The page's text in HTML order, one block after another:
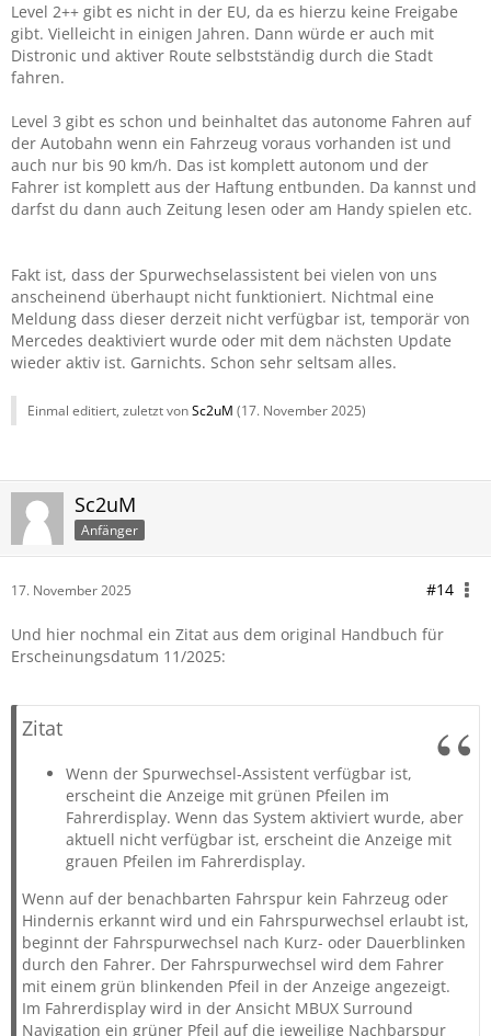
Level 2++ gibt es nicht in der EU, da es hierzu keine Freigabe
gibt. Vielleicht in einigen Jahren. Dann würde er auch mit
Distronic und aktiver Route selbstständig durch die Stadt
fahren.
Level 3 gibt es schon und beinhaltet das autonome Fahren auf
der Autobahn wenn ein Fahrzeug voraus vorhanden ist und
auch nur bis 90 km/h. Das ist komplett autonom und der
Fahrer ist komplett aus der Haftung entbunden. Da kannst und
darfst du dann auch Zeitung lesen oder am Handy spielen etc.
Fakt ist, dass der Spurwechselassistent bei vielen von uns
anscheinend überhaupt nicht funktioniert. Nichtmal eine
Meldung dass dieser derzeit nicht verfügbar ist, temporär von
Mercedes deaktiviert wurde oder mit dem nächsten Update
wieder aktiv ist. Garnichts. Schon sehr seltsam alles.
Einmal editiert, zuletzt vonSc2uM (17. November 2025)
Sc2uM
Anfänger
17. November 2025 #14
Und hier nochmal ein Zitat aus dem original Handbuch für
Erscheinungsdatum 11/2025:
Zitat
Wenn der Spurwechsel-Assistent verfügbar ist,
erscheint die Anzeige mit grünen Pfeilen im
Fahrerdisplay. Wenn das System aktiviert wurde, aber
aktuell nicht verfügbar ist, erscheint die Anzeige mit
grauen Pfeilen im Fahrerdisplay.
Wenn auf der benachbarten Fahrspur kein Fahrzeug oder
Hindernis erkannt wird und ein Fahrspurwechsel erlaubt ist,
beginnt der Fahrspurwechsel nach Kurz- oder Dauerblinken
durch den Fahrer. Der Fahrspurwechsel wird dem Fahrer
mit einem grün blinkenden Pfeil in der Anzeige angezeigt.
Im Fahrerdisplay wird in der Ansicht MBUX Surround
Navigation ein grüner Pfeil auf die jeweilige Nachbarspur